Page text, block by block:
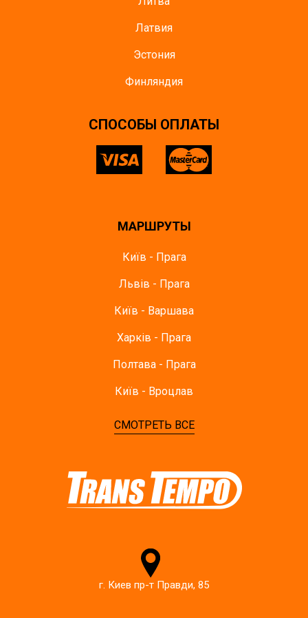
Латвия
Эстония
Финляндия
CПОСОБЫ ОПЛАТЫ
МАРШРУТЫ
Київ - Прага
Львів - Прага
Київ - Варшава
Харків - Прага
Полтава - Прага
Київ - Вроцлав
СМОТРЕТЬ ВСЕ
г. Киев пр-т Правди, 85